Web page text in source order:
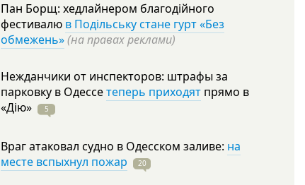
Пан Борщ: хедлайнером благодійного
фестивалю в Подільську стане гурт «Без
обмежень»(на правах реклами)
Нежданчики от инспекторов: штрафы за
парковку в Одессетеперь приходят прямо в
«Дію»
5
Враг атаковал судно в Одесском заливе: на
месте вспыхнул пожар
20